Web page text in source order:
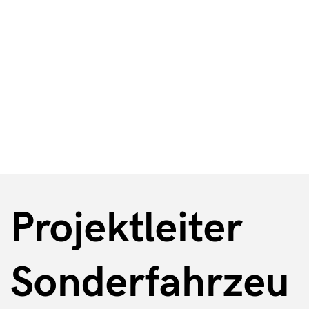
Projektleiter
Sonderfahrzeu